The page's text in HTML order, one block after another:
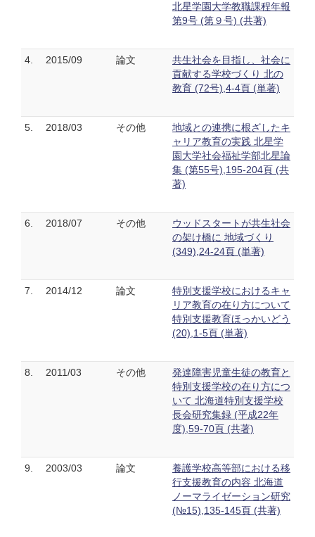
北星学園大学教職課程年報
第9号 (第９号) (共著)
4. 2015/09 論文
共生社会を目指し、社会に
貢献する学校づくり 北の
教育 (72号),4-4頁 (単著)
5. 2018/03 その他
地域との連携に根ざしたキ
ャリア教育の実践 北星学
園大学社会福祉学部北星論
集 (第55号),195-204頁 (共
著)
6. 2018/07 その他
ウッドスタートが共生社会
の架け橋に 地域づくり
(349),24-24頁 (単著)
7. 2014/12 論文
特別支援学校におけるキャ
リア教育の在り方について
特別支援教育ほっかいどう
(20),1-5頁 (単著)
8. 2011/03 その他
発達障害児童生徒の教育と
特別支援学校の在り方につ
いて 北海道特別支援学校
長会研究集録 (平成22年
度),59-70頁 (共著)
9. 2003/03 論文
養護学校高等部における移
行支援教育の内容 北海道
ノーマライゼーション研究
(№15),135-145頁 (共著)